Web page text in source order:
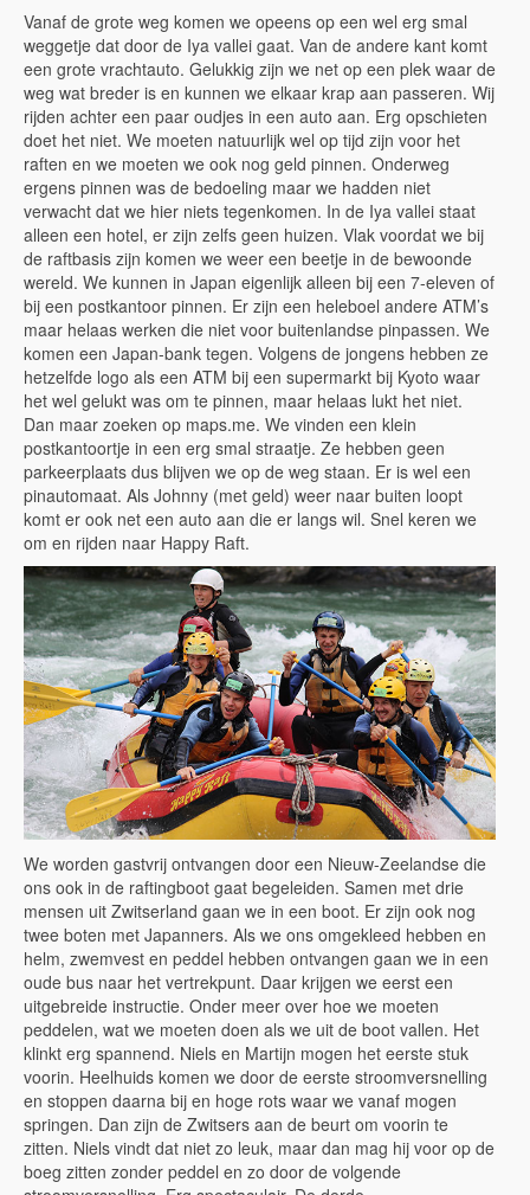
Vanaf de grote weg komen we opeens op een wel erg smal
weggetje dat door de Iya vallei gaat. Van de andere kant komt
een grote vrachtauto. Gelukkig zijn we net op een plek waar de
weg wat breder is en kunnen we elkaar krap aan passeren. Wij
rijden achter een paar oudjes in een auto aan. Erg opschieten
doet het niet. We moeten natuurlijk wel op tijd zijn voor het
raften en we moeten we ook nog geld pinnen. Onderweg
ergens pinnen was de bedoeling maar we hadden niet
verwacht dat we hier niets tegenkomen. In de Iya vallei staat
alleen een hotel, er zijn zelfs geen huizen. Vlak voordat we bij
de raftbasis zijn komen we weer een beetje in de bewoonde
wereld. We kunnen in Japan eigenlijk alleen bij een 7-eleven of
bij een postkantoor pinnen. Er zijn een heleboel andere ATM’s
maar helaas werken die niet voor buitenlandse pinpassen. We
komen een Japan-bank tegen. Volgens de jongens hebben ze
hetzelfde logo als een ATM bij een supermarkt bij Kyoto waar
het wel gelukt was om te pinnen, maar helaas lukt het niet.
Dan maar zoeken op maps.me. We vinden een klein
postkantoortje in een erg smal straatje. Ze hebben geen
parkeerplaats dus blijven we op de weg staan. Er is wel een
pinautomaat. Als Johnny (met geld) weer naar buiten loopt
komt er ook net een auto aan die er langs wil. Snel keren we
om en rijden naar Happy Raft.
We worden gastvrij ontvangen door een Nieuw-Zeelandse die
ons ook in de raftingboot gaat begeleiden. Samen met drie
mensen uit Zwitserland gaan we in een boot. Er zijn ook nog
twee boten met Japanners. Als we ons omgekleed hebben en
helm, zwemvest en peddel hebben ontvangen gaan we in een
oude bus naar het vertrekpunt. Daar krijgen we eerst een
uitgebreide instructie. Onder meer over hoe we moeten
peddelen, wat we moeten doen als we uit de boot vallen. Het
klinkt erg spannend. Niels en Martijn mogen het eerste stuk
voorin. Heelhuids komen we door de eerste stroomversnelling
en stoppen daarna bij en hoge rots waar we vanaf mogen
springen. Dan zijn de Zwitsers aan de beurt om voorin te
zitten. Niels vindt dat niet zo leuk, maar dan mag hij voor op de
boeg zitten zonder peddel en zo door de volgende